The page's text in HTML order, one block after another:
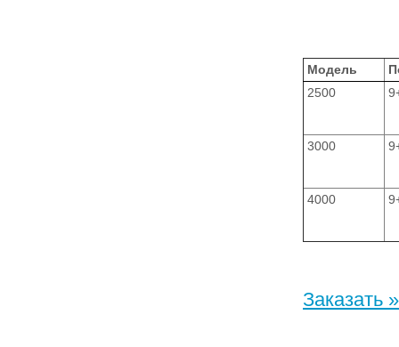
Модель
2500
3000
4000
Заказать »